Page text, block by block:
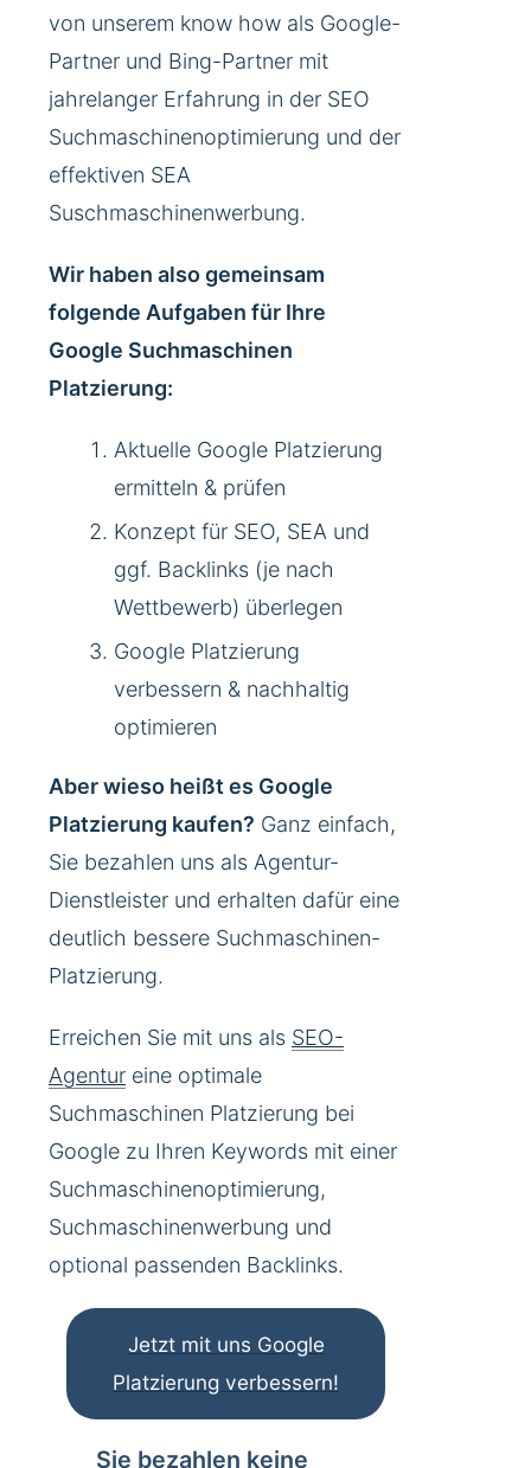
von unserem know how als Google-
Partner und Bing-Partner mit
jahrelanger Erfahrung in der SEO
Suchmaschinenoptimierung und der
effektiven SEA
Suschmaschinenwerbung.
Wir haben also gemeinsam
folgende Aufgaben für Ihre
Google Suchmaschinen
Platzierung:
Aktuelle Google Platzierung
ermitteln & prüfen
Konzept für SEO, SEA und
ggf. Backlinks (je nach
Wettbewerb) überlegen
Google Platzierung
verbessern & nachhaltig
optimieren
Aber wieso heißt es Google
Platzierung kaufen? Ganz einfach,
Sie bezahlen uns als Agentur-
Dienstleister und erhalten dafür eine
deutlich bessere Suchmaschinen-
Platzierung.
Erreichen Sie mit uns als SEO-
Agentur eine optimale
Suchmaschinen Platzierung bei
Google zu Ihren Keywords mit einer
Suchmaschinenoptimierung,
Suchmaschinenwerbung und
optional passenden Backlinks.
Jetzt mit uns Google
Platzierung verbessern!
Sie bezahlen keine